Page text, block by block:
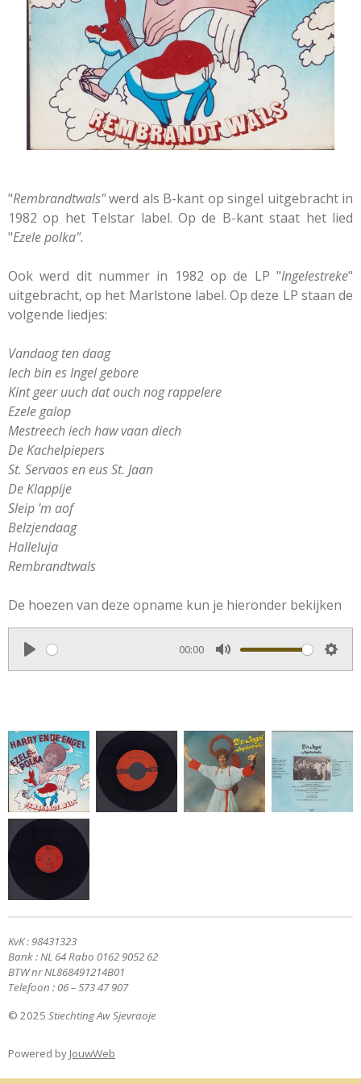
"Rembrandtwals"werd als B-kant op singel uitgebracht in
1982 op het Telstar label. Op de B-kant staat het lied
"Ezele polka".
Ook werd dit nummer in 1982 op de LP "Ingelestreke"
uitgebracht, op het Marlstone label. Op deze LP staan de
volgende liedjes:
Vandaog ten daag
Iech bin es Ingel gebore
Kint geer uuch dat ouch nog rappelere
Ezele galop
Mestreech iech haw vaan diech
De Kachelpiepers
St. Servaos en eus St. Jaan
De Klappije
Sleip 'm aof
Belzjendaag
Halleluja
Rembrandtwals
De hoezen van deze opname kun je hieronder bekijken
P
y
00:00
M
e
S
t
n
KvK : 98431323
Bank : NL 64 Rabo 0162 9052 62
BTW nr NL868491214B01
Telefoon : 06 – 573 47 907
© 2025 Stiechting Aw Sjevraoje
Powered by JouwWeb